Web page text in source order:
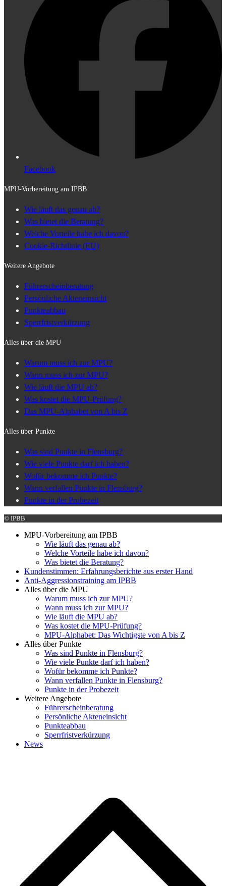
Facebook
MPU-Vorbereitung am IPBB
Wie läuft das genau ab?
Was bietet die Beratung?
Welche Vorteile habe ich davon?
Cookie-Richtlinie (EU)
Weitere Angebote
Führerscheinberatung
Persönliche Akteneinsicht
Punkteabbau
Sperrfristverkürzung
Alles über die MPU
Warum muss ich zur MPU?
Wann muss ich zur MPU?
Wie läuft die MPU ab?
Was kostet die MPU-Prüfung?
Das MPU-Alphabet von A bis Z
Alles über Punkte
Was sind Punkte in Flensburg?
Wie viele Punkte darf ich haben?
Wofür bekomme ich Punkte?
Wann verfallen Punkte in Flensburg?
Punkte in der Probezeit
© IPBB
MPU-Vorbereitung am IPBB
Wie läuft das genau ab?
Welche Vorteile habe ich davon?
Was bietet die Beratung?
Kundenstimmen: Erfahrungsberichte aus erster Hand
Anti-Aggressionstraining am IPBB
Alles über die MPU
Warum muss ich zur MPU?
Wann muss ich zur MPU?
Wie läuft die MPU ab?
Was kostet die MPU-Prüfung?
MPU-Alphabet: Das Wichtigste von A bis Z
Alles über Punkte
Was sind Punkte in Flensburg?
Wie viele Punkte darf ich haben?
Wofür bekomme ich Punkte?
Wann verfallen Punkte in Flensburg?
Punkte in der Probezeit
Weitere Angebote
Führerscheinberatung
Persönliche Akteneinsicht
Punkteabbau
Sperrfristverkürzung
News